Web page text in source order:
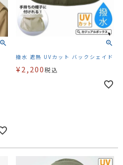
撥水 遮熱 UVカット バックシェイド
¥2,200税込